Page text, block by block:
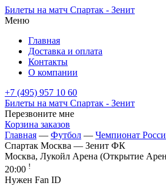
Билеты на матч Спартак - Зенит
Меню
Главная
Доставка и оплата
Контакты
О компании
+7 (495) 957 10 60
Билеты на матч Спартак - Зенит
Перезвоните мне
Корзина заказов
Главная — Футбол — Чемпионат
Спартак Москва — Зенит ФК
Москва, Лукойл Арена (Открытие
20:00 !
Нужен Fan ID